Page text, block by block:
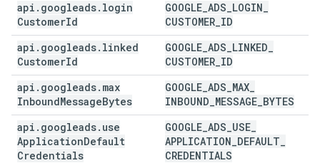
api . googleads. login
CustomerId
GOOGLE ADS LOGIN
CUSTOMER ID
api . googleads. linked
CustomerId
GOOGLE ADS LINKED
CUSTOMER ID
api . googleads. max
InboundMessageBytes
GOOGLE ADS MAX
INBOUND MESSAGE BYTES
api . googleads. use
ApplicationDefault
Credentials
GOOGLE ADS USE
APPLICATION DEFAULT
CREDENTIALS